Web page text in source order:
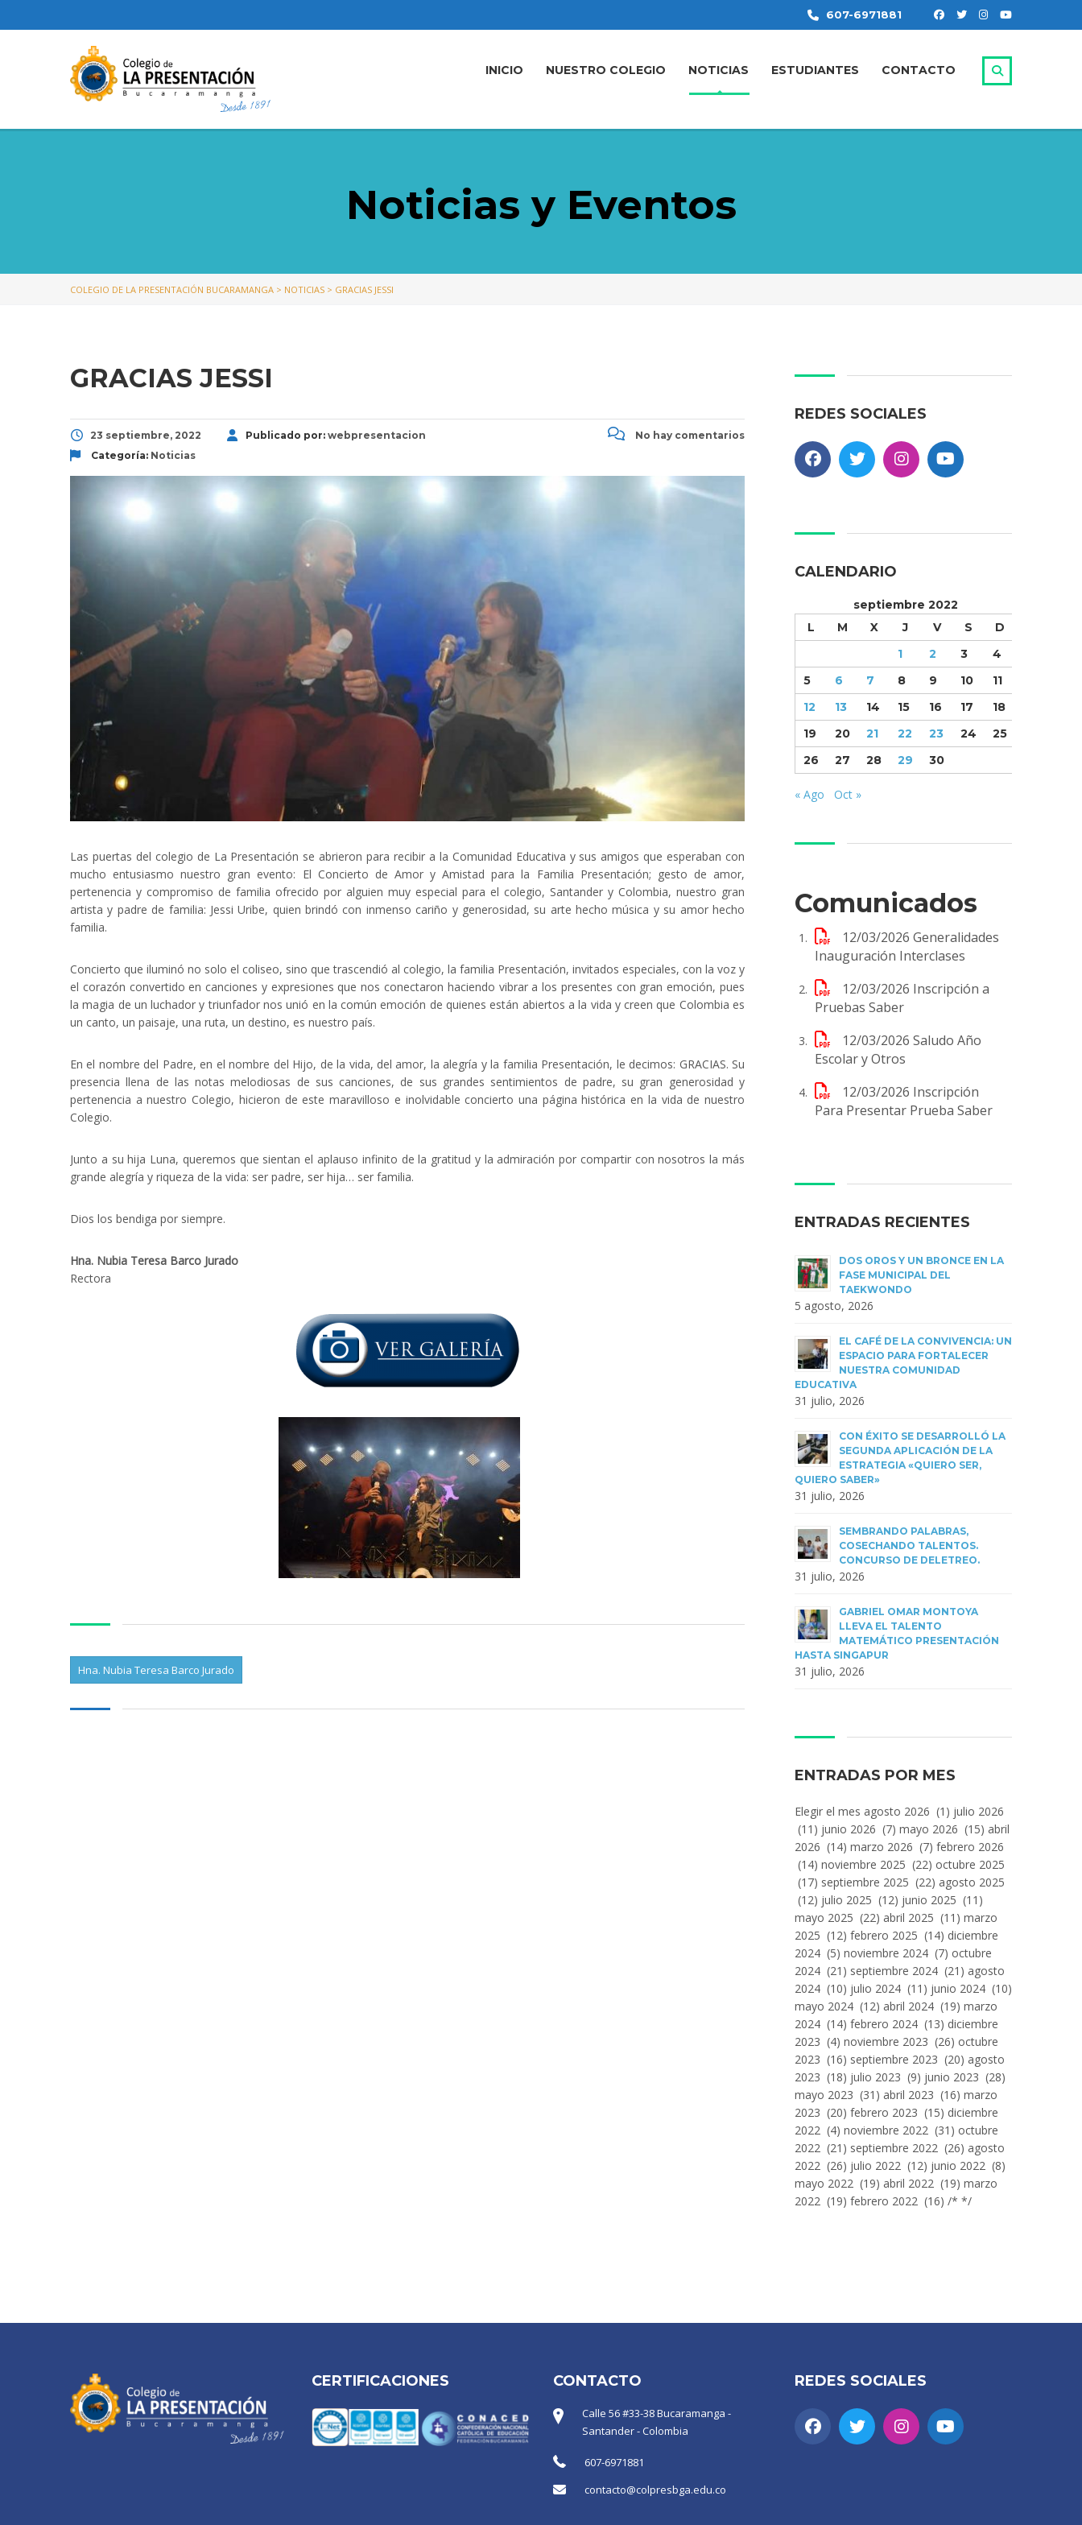
607-6971881
INICIO NUESTRO COLEGIO NOTICIAS ESTUDIANTES CONTACTO
Noticias y Eventos
COLEGIO DE LA PRESENTACIÓN BUCARAMANGA > NOTICIAS > GRACIAS JESSI
GRACIAS JESSI
23 septiembre, 2022 Publicado por: webpresentacion
Categoría: Noticias
No hay comentarios
Las puertas del colegio de La Presentación se abrieron para recibir a la Comunidad Educativa y sus amigos que esperaban con
mucho entusiasmo nuestro gran evento: El Concierto de Amor y Amistad para la Familia Presentación; gesto de amor,
pertenencia y compromiso de familia ofrecido por alguien muy especial para el colegio, Santander y Colombia, nuestro gran
artista y padre de familia: Jessi Uribe, quien brindó con inmenso cariño y generosidad, su arte hecho música y su amor hecho
familia.
Concierto que iluminó no solo el coliseo, sino que trascendió al colegio, la familia Presentación, invitados especiales, con la voz y
el corazón convertido en canciones y expresiones que nos conectaron haciendo vibrar a los presentes con gran emoción, pues
la magia de un luchador y triunfador nos unió en la común emoción de quienes están abiertos a la vida y creen que Colombia es
un canto, un paisaje, una ruta, un destino, es nuestro país.
En el nombre del Padre, en el nombre del Hijo, de la vida, del amor, la alegría y la familia Presentación, le decimos: GRACIAS. Su
presencia llena de las notas melodiosas de sus canciones, de sus grandes sentimientos de padre, su gran generosidad y
pertenencia a nuestro Colegio, hicieron de este maravilloso e inolvidable concierto una página histórica en la vida de nuestro
Colegio.
Junto a su hija Luna, queremos que sientan el aplauso infinito de la gratitud y la admiración por compartir con nosotros la más
grande alegría y riqueza de la vida: ser padre, ser hija… ser familia.
Dios los bendiga por siempre.
Hna. Nubia Teresa Barco Jurado
Rectora
Hna. Nubia Teresa Barco Jurado
REDES SOCIALES
CALENDARIO
septiembre 2022
L
M X J V S
D
1
2 3
4
5
6 7 8 9 10
11
12
13 14 15 16 17
18
19
20 21 22 23 24
25
26
27 28 29 30
« Ago Oct »
Comunicados
12/03/2026 Generalidades
Inauguración Interclases
12/03/2026 Inscripción a
Pruebas Saber
12/03/2026 Saludo Año
Escolar y Otros
12/03/2026 Inscripción
Para Presentar Prueba Saber
ENTRADAS RECIENTES
DOS OROS Y UN BRONCE EN LA
FASE MUNICIPAL DEL
TAEKWONDO
5 agosto, 2026
EL CAFÉ DE LA CONVIVENCIA: UN
ESPACIO PARA FORTALECER
NUESTRA COMUNIDAD
EDUCATIVA
31 julio, 2026
CON ÉXITO SE DESARROLLÓ LA
SEGUNDA APLICACIÓN DE LA
ESTRATEGIA «QUIERO SER,
QUIERO SABER»
31 julio, 2026
SEMBRANDO PALABRAS,
COSECHANDO TALENTOS.
CONCURSO DE DELETREO.
31 julio, 2026
GABRIEL OMAR MONTOYA
LLEVA EL TALENTO
MATEMÁTICO PRESENTACIÓN
HASTA SINGAPUR
31 julio, 2026
ENTRADAS POR MES
Entradas
Por
Mes
Elegir el mes agosto 2026 (1) julio 2026
(11) junio 2026 (7) mayo 2026 (15) abril
2026 (14) marzo 2026 (7) febrero 2026
(14) noviembre 2025 (22) octubre 2025
(17) septiembre 2025 (22) agosto 2025
(12) julio 2025 (12) junio 2025 (11)
mayo 2025 (22) abril 2025 (11) marzo
2025 (12) febrero 2025 (14) diciembre
2024 (5) noviembre 2024 (7) octubre
2024 (21) septiembre 2024 (21) agosto
2024 (10) julio 2024 (11) junio 2024 (10)
mayo 2024 (12) abril 2024 (19) marzo
2024 (14) febrero 2024 (13) diciembre
2023 (4) noviembre 2023 (26) octubre
2023 (16) septiembre 2023 (20) agosto
2023 (18) julio 2023 (9) junio 2023 (28)
mayo 2023 (31) abril 2023 (16) marzo
2023 (20) febrero 2023 (15) diciembre
2022 (4) noviembre 2022 (31) octubre
2022 (21) septiembre 2022 (26) agosto
2022 (26) julio 2022 (12) junio 2022 (8)
mayo 2022 (19) abril 2022 (19) marzo
2022 (19) febrero 2022 (16) /* */
CERTIFICACIONES CONTACTO
Calle 56 #33-38 Bucaramanga -
Santander - Colombia
607-6971881
contacto@colpresbga.edu.co
REDES SOCIALES